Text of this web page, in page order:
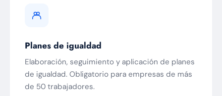
Planes de igualdad
Elaboración, seguimiento y aplicación de planes
de igualdad. Obligatorio para empresas de más
de 50 trabajadores.